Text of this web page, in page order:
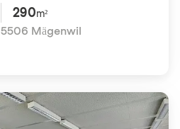
290m²
5506 Mägenwil